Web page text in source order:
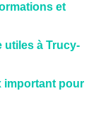
et
utiles à Trucy-
important pour